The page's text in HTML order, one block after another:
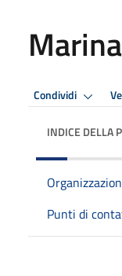
Condividi
INDICE DELLA
Punti di